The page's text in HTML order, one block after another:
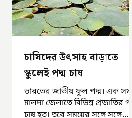
চাষিদের উৎসাহ বাড়াতে
স্কুলেই পদ্ম চাষ
ভারতের জাতীয় ফুল পদ্ম। এক সময়
মালদা জেলাতে বিভিন্ন প্রজাতির পদ্ম
চাষ হত। তবে সময়ের সঙ্গে সঙ্গে